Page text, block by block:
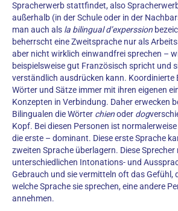
Spracherwerb stattfindet, also
außerhalb (in der Schule oder in der
man auch als la bilingual d’experssion
beherrscht eine Zweitsprache nur als
aber nicht wirklich einwandfrei sprechen –
beispielsweise gut Französisch spricht und
verständlich ausdrücken kann. Koordinierte
Wörter und Sätze immer mit ihren eigenen
Konzepten in Verbindung. Daher erwecken
Bilingualen die Wörter chienoder dog
Kopf. Bei diesen Personen ist
die erste – dominant. Diese erste Sprache
zweiten Sprache überlagern. Diese
unterschiedlichen Intonations- und
Gebrauch und sie vermitteln oft das Gefühl,
welche Sprache sie sprechen, eine andere
annehmen.